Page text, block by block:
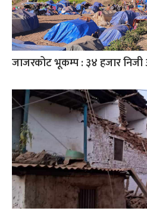
जाजरकोट भूकम्प : ३४ हजार